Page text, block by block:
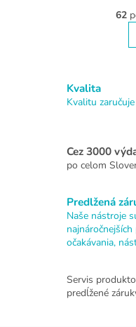
62
Kvalita
Kvalitu
Cez 3000
po celom
Predlžená
Naše nástroje
očakávania,
Servis
predĺžené